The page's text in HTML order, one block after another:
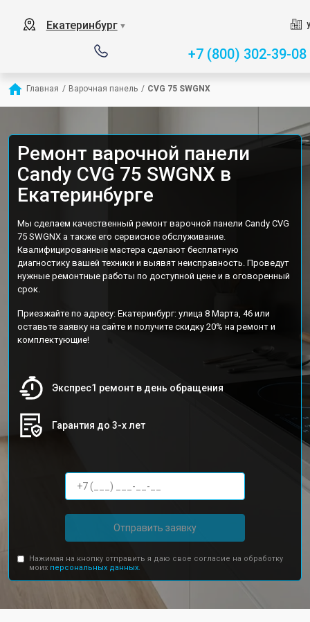
Екатеринбург ▼
+7 (800) 302-39-08
Главная / Варочная панель / CVG 75 SWGNX
Ремонт варочной панели
Candy CVG 75 SWGNX в
Екатеринбурге
Мы сделаем качественный ремонт варочной панели Candy CVG
75 SWGNX а также его сервисное обслуживание.
Квалифицированные мастера сделают бесплатную
диагностику вашей техники и выявят неисправность. Проведут
нужные ремонтные работы по доступной цене и в оговоренный
срок.
Приезжайте по адресу: Екатеринбург: улица 8 Марта, 46 или
оставьте заявку на сайте и получите скидку 20% на ремонт и
комплектующие!
Экспрес1 ремонт в день обращения
Гарантия до 3-х лет
Отправить заявку
Нажимая на кнопку отправить я даю свое согласие на обработку
моих персональных данных.